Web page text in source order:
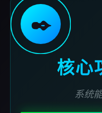
✒️
核心
系统